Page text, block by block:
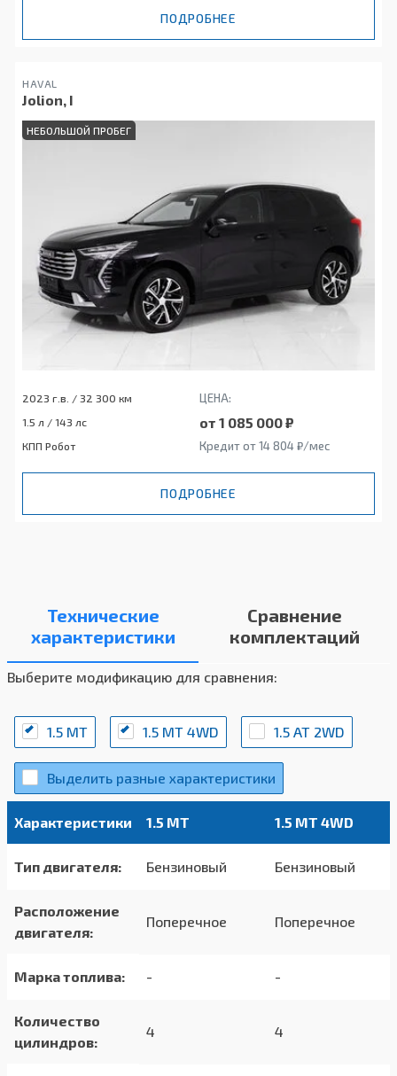
ПОДРОБНЕЕ
HAVAL
Jolion, I
НЕБОЛЬШОЙ ПРОБЕГ
2023 г.в. / 32 300 км ЦЕНА:
1.5 л / 143 лс от 1 085 000 ₽
КПП Робот Кредит от 14 804 ₽/мес
ПОДРОБНЕЕ
Технические
характеристики
Сравнение
комплектаций
Выберите модификацию для сравнения:
1.5 MT 1.5 MT 4WD 1.5 AT 2WD
Выделить разные характеристики
Характеристики 1.5 MT 1.5 MT 4WD
Тип двигателя: Бензиновый Бензиновый
Расположение
двигателя:
Поперечное Поперечное
Марка топлива: - -
Количество
цилиндров:
4 4